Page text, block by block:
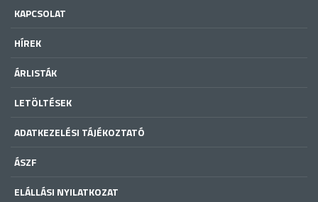
KAPCSOLAT
HÍREK
ÁRLISTÁK
LETÖLTÉSEK
ADATKEZELÉSI TÁJÉKOZTATÓ
ÁSZF
ELÁLLÁSI NYILATKOZAT